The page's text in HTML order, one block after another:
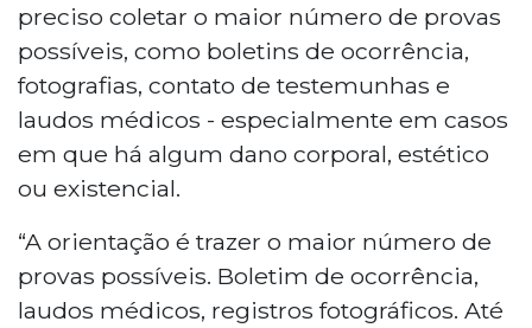
preciso coletar o maior número de provas
possíveis, como boletins de ocorrência,
fotografias, contato de testemunhas e
laudos médicos - especialmente em casos
em que há algum dano corporal, estético
ou existencial.
“A orientação é trazer o maior número de
provas possíveis. Boletim de ocorrência,
laudos médicos, registros fotográficos. Até